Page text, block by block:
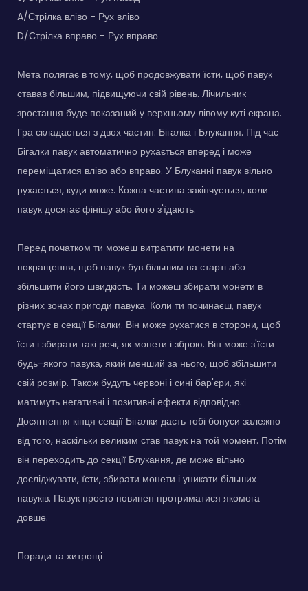
A/Стрілка вліво - Рух вліво
D/Стрілка вправо - Рух вправо
Мета полягає в тому, щоб продовжувати їсти, щоб павук
ставав більшим, підвищуючи свій рівень. Лічильник
зростання буде показаний у верхньому лівому куті екрана.
Гра складається з двох частин: Бігалка і Блукання. Під час
Бігалки павук автоматично рухається вперед і може
переміщатися вліво або вправо. У Блуканні павук вільно
рухається, куди може. Кожна частина закінчується, коли
павук досягає фінішу або його з'їдають.
Перед початком ти можеш витратити монети на
покращення, щоб павук був більшим на старті або
збільшити його швидкість. Ти можеш збирати монети в
різних зонах пригоди павука. Коли ти починаєш, павук
стартує в секції Бігалки. Він може рухатися в сторони, щоб
їсти і збирати такі речі, як монети і зброю. Він може з'їсти
будь-якого павука, який менший за нього, щоб збільшити
свій розмір. Також будуть червоні і сині бар'єри, які
матимуть негативні і позитивні ефекти відповідно.
Досягнення кінця секції Бігалки дасть тобі бонуси залежно
від того, наскільки великим став павук на той момент. Потім
він переходить до секції Блукання, де може вільно
досліджувати, їсти, збирати монети і уникати більших
павуків. Павук просто повинен протриматися якомога
довше.
Поради та хитрощі